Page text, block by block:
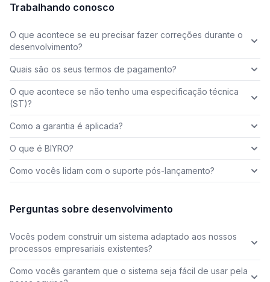
Trabalhando conosco
O que acontece se eu precisar fazer correções durante o
desenvolvimento?
Quais são os seus termos de pagamento?
O que acontece se não tenho uma especificação técnica
(ST)?
Como a garantia é aplicada?
O que é BIYRO?
Como vocês lidam com o suporte pós-lançamento?
Perguntas sobre desenvolvimento
Vocês podem construir um sistema adaptado aos nossos
processos empresariais existentes?
Como vocês garantem que o sistema seja fácil de usar pela